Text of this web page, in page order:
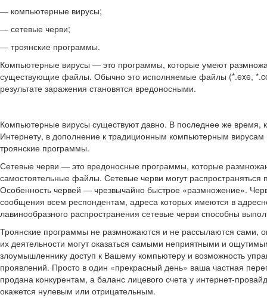
— компьютерные вирусы;
— сетевые черви;
— троянские программы.
Компьютерные вирусы — это программы, которые умеют
существующие файлы. Обычно это исполняемые файлы (*.exe,
результате заражения становятся вредоносными.
Компьютерные вирусы существуют давно. В последнее же время,
Интернету, в дополнение к традиционным компьютерным
троянские программы.
Сетевые черви — это вредоносные программы, которые
самостоятельные файлы. Сетевые черви могут
Особенность червей — чрезвычайно быстрое «размножение».
сообщения всем респондентам, адреса которых имеются в
лавинообразного распространения сетевые черви способны
Троянские программы не размножаются и не рассылаются сами,
их деятельности могут оказаться самыми неприятными и
злоумышленнику доступ к Вашему компьютеру и возможность
проявлений. Просто в один «прекрасный день» ваша частная
продана конкурентам, а баланс лицевого счета у интернет-
окажется нулевым или отрицательным.